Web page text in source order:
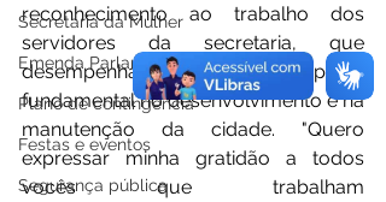
Secretaria da Mulher
Emenda Parlamentar
Plano de contingência
Festas e eventos
Segurança pública
reconhecimento ao trabalho dos
servidores da secretaria, que
desempenham um papel
fundamental no desenvolvimento e na
manutenção da cidade. "Quero
expressar minha gratidão a todos
vocês que trabalham